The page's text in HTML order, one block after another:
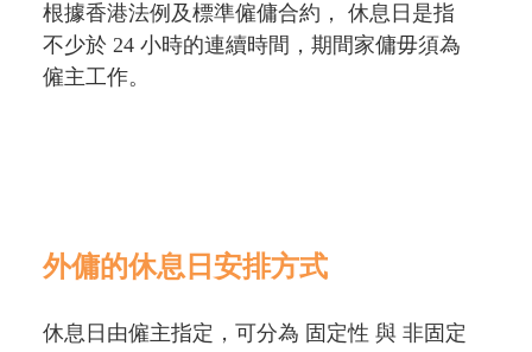
根據香港法例及標準僱傭合約， 休息日是指
不少於 24 小時的連續時間，期間家傭毋須為
僱主工作。
外傭的休息日安排方式
休息日由僱主指定，可分為 固定性 與 非固定